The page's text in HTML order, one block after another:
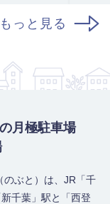
もっと見る
月極駐車場
のぶと）は、JR「千
千葉」駅と「西登